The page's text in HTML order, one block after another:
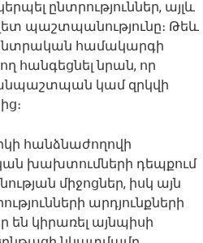
ընտրություններ, այլև
պաշտպանությունը։ Թեև
ընտրական համակարգի
հանգեցնել նրան, որ
անպաշտպան կամ զրկվի
հանձնաժողովի
խախտումների դեպքում
միջոցներ, իսկ այն
արդյունքների
կիրառել այնպիսի